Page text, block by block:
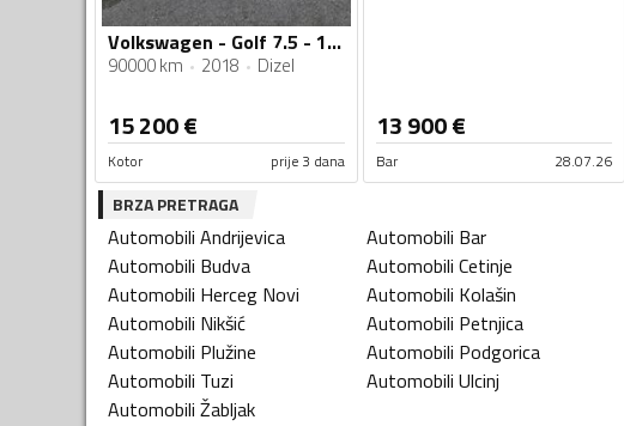
Volkswagen - Golf 7.5 - 1.6 TDI
90000 km 2018 Dizel
15 200€
Kotor prije 3 dana
13 900€
Bar 28.07.26
BRZA PRETRAGA
Automobili Andrijevica Automobili Bar
Automobili Budva Automobili Cetinje
Automobili Herceg Novi Automobili Kolašin
Automobili Nikšić Automobili Petnjica
Automobili Plužine Automobili Podgorica
Automobili Tuzi Automobili Ulcinj
Automobili Žabljak